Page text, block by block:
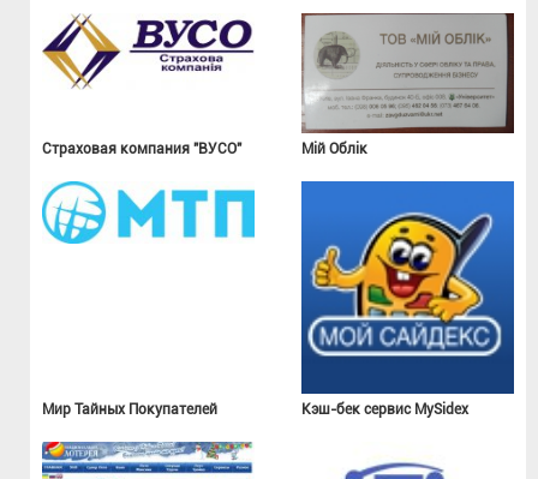
Страховая компания "ВУСО" Мій Облік
Мир Тайных Покупателей Кэш-бек сервис MySidex